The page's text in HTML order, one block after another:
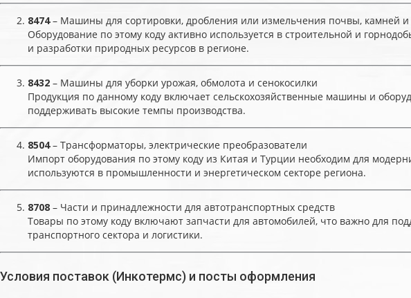
8474– Машины для сортировки, дробления или измельчения почвы, камней и
Оборудование по этому коду активно используется в строительной и
и разработки природных ресурсов в регионе.
8432 – Машины для уборки урожая, обмолота и сенокосилки
Продукция по данному коду включает сельскохозяйственные машины и
поддерживать высокие темпы производства.
8504– Трансформаторы, электрические преобразователи
Импорт оборудования по этому коду из Китая и Турции необходим для
используются в промышленности и энергетическом секторе региона.
8708 – Части и принадлежности для автотранспортных средств
Товары по этому коду включают запчасти для автомобилей, что важно для
транспортного сектора и логистики.
Условия поставок (Инкотермс) и посты оформления